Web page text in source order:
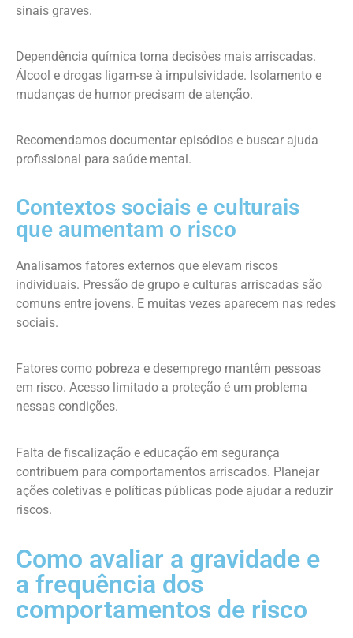
sinais graves.
Dependência química torna decisões mais arriscadas.
Álcool e drogas ligam-se à impulsividade. Isolamento e
mudanças de humor precisam de atenção.
Recomendamos documentar episódios e buscar ajuda
profissional para saúde mental.
Contextos sociais e culturais
que aumentam o risco
Analisamos fatores externos que elevam riscos
individuais. Pressão de grupo e culturas arriscadas são
comuns entre jovens. E muitas vezes aparecem nas redes
sociais.
Fatores como pobreza e desemprego mantêm pessoas
em risco. Acesso limitado a proteção é um problema
nessas condições.
Falta de fiscalização e educação em segurança
contribuem para comportamentos arriscados. Planejar
ações coletivas e políticas públicas pode ajudar a reduzir
riscos.
Como avaliar a gravidade e
a frequência dos
comportamentos de risco